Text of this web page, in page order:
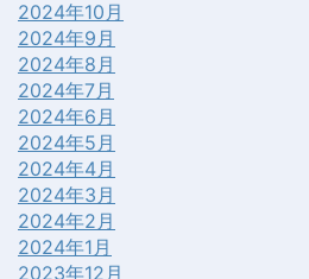
2024年10月
2024年9月
2024年8月
2024年7月
2024年6月
2024年5月
2024年4月
2024年3月
2024年2月
2024年1月
2023年12月